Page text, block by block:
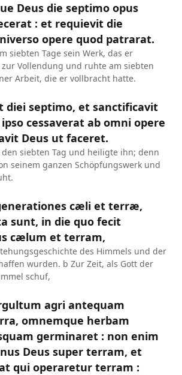
Deus die septimo opus
: et requievit die
opere quod patrarat.
siebten Tage sein Werk, das er
Vollendung und ruhte am siebten
Arbeit, die er vollbracht hatte.
diei septimo, et sanctificavit
cessaverat ab omni opere
Deus ut faceret.
den siebten Tag und heiligte ihn; denn
seinem ganzen Schöpfungswerk und
cæli et terræ,
sunt, in die quo fecit
cælum et terram,
des Himmels und der
wurden. b Zur Zeit, als Gott der
schuf,
agri antequam
omnemque herbam
germinaret : non enim
Deus super terram, et
qui operaretur terram :